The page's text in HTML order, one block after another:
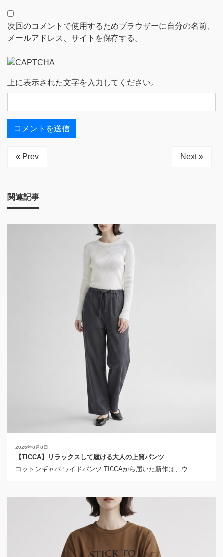
次回のコメントで使用するためブラウザーに自分の名前、
メールアドレス、サイトを保存する。
上に表示された文字を入力してください。
« Prev Next »
関連記事
2026年8月8日
【TICCA】リラックスして履ける大人の上質パンツ
コットンギャバ ワイドパンツ TICCAから届いた新作は、ウ...